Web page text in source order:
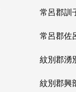
常呂郡訓
常呂郡佐
紋別郡湧
紋別郡興